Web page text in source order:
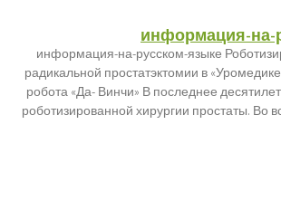
информация-на-
информация-на-русском-языке
радикальной простатэктомии в
робота «Да- Винчи» В последнее
роботизированной хирургии простаты. Во